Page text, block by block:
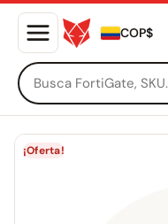
COP$
¡Oferta!